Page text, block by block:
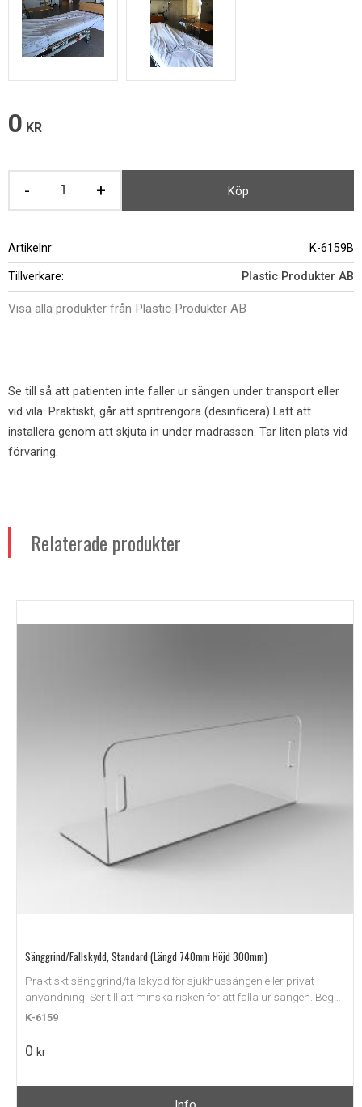
0 KR
+
- Köp
Artikelnr K-6159B
Tillverkare Plastic Produkter AB
Visa alla produkter från Plastic Produkter AB
Se till så att patienten inte faller ur sängen under transport eller
vid vila. Praktiskt, går att spritrengöra (desinficera) Lätt att
installera genom att skjuta in under madrassen. Tar liten plats vid
förvaring.
Relaterade produkter
Sänggrind/Fallskydd, Standard (Längd 740mm Höjd 300mm)
Praktiskt sänggrind/fallskydd för sjukhussängen eller privat
användning. Ser till att minska risken för att falla ur sängen. Begär
offert.
K-6159
0 kr